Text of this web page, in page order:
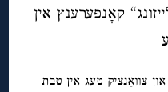
קאָנפערענץ אין
2012 \ פינף און צוואַנציק טעג אין טבת